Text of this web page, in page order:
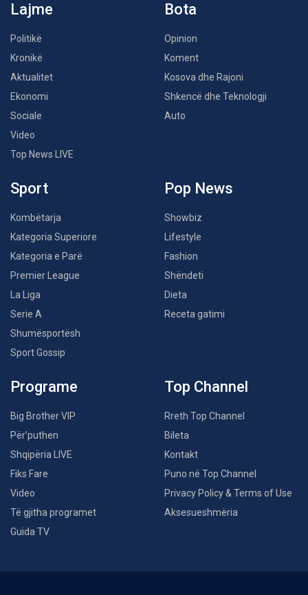
Lajme
Politikë
Kronikë
Aktualitet
Ekonomi
Sociale
Video
Top News LIVE
Bota
Opinion
Koment
Kosova dhe Rajoni
Shkencë dhe Teknologji
Auto
Sport
Kombëtarja
Kategoria Superiore
Kategoria e Parë
Premier League
La Liga
Serie A
Shumësportësh
Sport Gossip
Pop News
Showbiz
Lifestyle
Fashion
Shëndeti
Dieta
Receta gatimi
Programe
Big Brother VIP
Për’puthen
Shqipëria LIVE
Fiks Fare
Video
Të gjitha programet
Guida TV
Top Channel
Rreth Top Channel
Bileta
Kontakt
Puno në Top Channel
Privacy Policy & Terms of Use
Aksesueshmëria